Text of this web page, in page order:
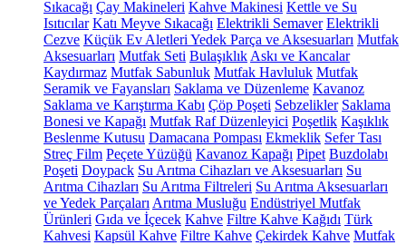
Sıkacağı Çay Makineleri Kahve Makinesi Kettle ve Su
Isıtıcılar Katı Meyve Sıkacağı Elektrikli Semaver Elektrikli
Cezve Küçük Ev Aletleri Yedek Parça ve Aksesuarları Mutfak
Aksesuarları Mutfak Seti Bulaşıklık Askı ve Kancalar
Kaydırmaz Mutfak Sabunluk Mutfak Havluluk Mutfak
Seramik ve Fayansları Saklama ve Düzenleme Kavanoz
Saklama ve Karıştırma Kabı Çöp Poşeti Sebzelikler Saklama
Bonesi ve Kapağı Mutfak Raf Düzenleyici Poşetlik Kaşıklık
Beslenme Kutusu Damacana Pompası Ekmeklik Sefer Tası
Streç Film Peçete Yüzüğü Kavanoz Kapağı Pipet Buzdolabı
Poşeti Doypack Su Arıtma Cihazları ve Aksesuarları Su
Arıtma Cihazları Su Arıtma Filtreleri Su Arıtma Aksesuarları
ve Yedek Parçaları Arıtma Musluğu Endüstriyel Mutfak
Ürünleri Gıda ve İçecek Kahve Filtre Kahve Kağıdı Türk
Kahvesi Kapsül Kahve Filtre Kahve Çekirdek Kahve Mutfak